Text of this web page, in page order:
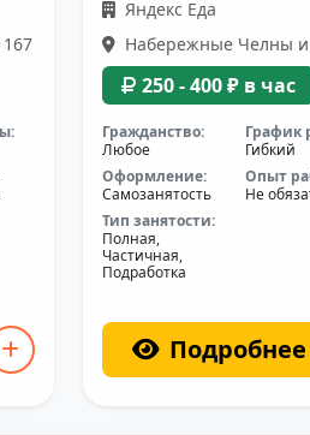
Яндекс Еда
Набережные Челны
250 - 400 ₽ в час
Гражданство:
Любое
График
Гибкий
Оформление:
Самозанятость
Опыт
Не
Тип занятости:
Полная,
Частичная,
Подработка
Подробнее